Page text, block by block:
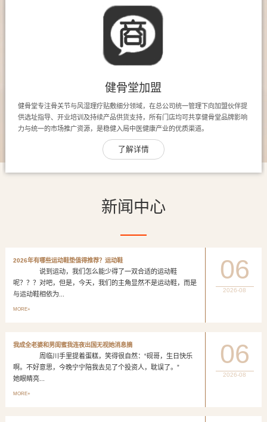
健骨堂加盟
健骨堂专注骨关节与风湿理疗贴敷细分领域，在总公司统一管理下向加盟伙伴提
供选址指导、开业培训及持续产品供货支持，所有门店均可共享健骨堂品牌影响
力与统一的市场推广资源，是稳健入局中医健康产业的优质渠道。
了解详情
新闻中心
2026年有哪些运动鞋垫值得推荐？运动鞋
说到运动，我们怎么能少得了一双合适的运动鞋
呢？？？对吧，但是，今天，我们的主角显然不是运动鞋，而是
与运动鞋相依为...
MORE+
06
2026-08
我成全老婆和男闺蜜我连夜出国无视她消息摘
周临川手里提着蛋糕，笑得很自然：“砚哥，生日快乐
啊。不好意思，今晚宁宁陪我去见了个投资人，耽误了。”
她眼睛亮...
MORE+
06
2026-08